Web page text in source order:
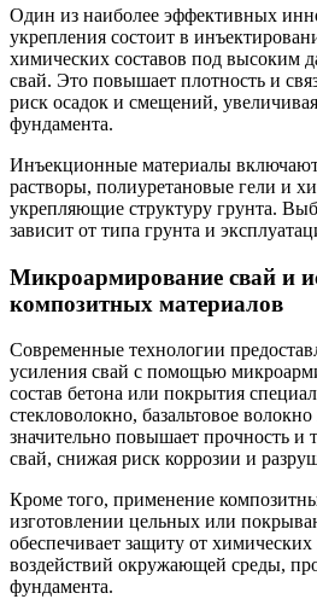
Один из наиболее эффективных
укрепления состоит в
химических составов под высоким
свай. Это повышает плотность и
риск осадок и смещений,
фундамента.
Инъекционные материалы
растворы, полиуретановые гели и
укрепляющие структуру грунта.
зависит от типа грунта и
Микроармирование свай и
композитных материалов
Современные технологии
усиления свай с помощью
состав бетона или покрытия
стекловолокно, базальтовое
значительно повышает прочность и
свай, снижая риск коррозии и
Кроме того, применение
изготовлении цельных или
обеспечивает защиту от
воздействий окружающей среды,
фундамента.